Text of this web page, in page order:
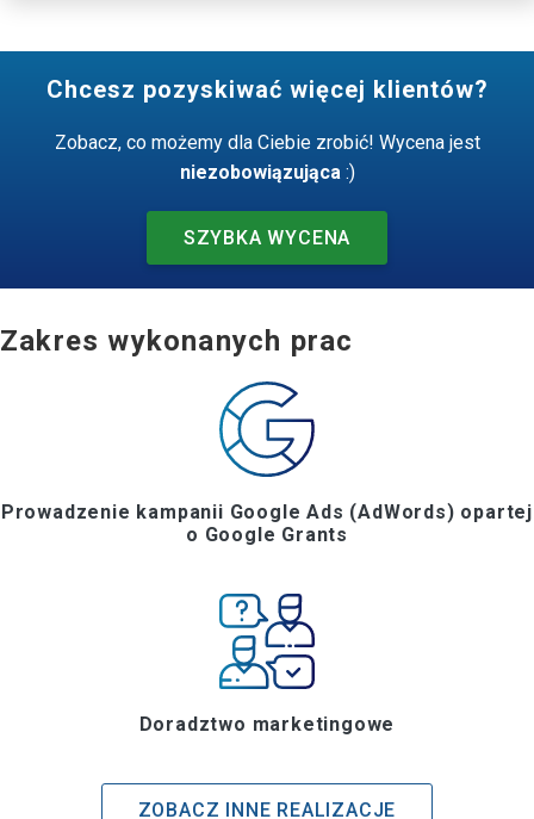
Chcesz pozyskiwać więcej klientów?
Zobacz, co możemy dla Ciebie zrobić! Wycena jest
niezobowiązująca:)
SZYBKA WYCENA
Zakres wykonanych prac
Prowadzenie kampanii Google Ads (AdWords) opartej
o Google Grants
Doradztwo marketingowe
ZOBACZ INNE REALIZACJE